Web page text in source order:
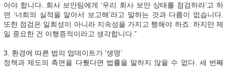
아야 합니다. 회사 보안팀에게 ‘우리 회사 보안 상태를 점검하라’고 하
면 ‘너희의 실적을 알아서 보고해’라고 말하는 것과 다름이 없습니다.
또한 점검은 일회성이 아니라 지속성을 가지고 행해야 하죠. 하지만 제
일 중요한 건 이행증적이라고 생각합니다.”
3. 환경에 따른 법의 업데이트가 ‘생명’
정책과 제도의 측면을 다뤘다면 법률을 말하지 않을 수 없다. 세 번째